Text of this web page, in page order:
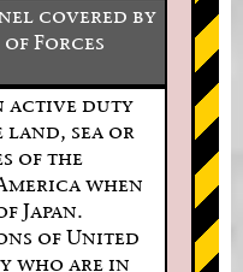
covered by
of Forces
active duty
sea or
of the
when
Japan.
of United
who are in